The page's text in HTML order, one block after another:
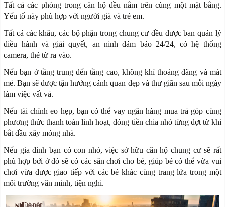
Tất cả các phòng trong căn hộ đều nằm trên cùng một mặt bằng.
Yếu tố này phù hợp với người già và trẻ em.
Tất cả các khâu, các bộ phận trong chung cư đều được ban quản lý
điều hành và giải quyết, an ninh đảm bảo 24/24, có hệ thống
camera, thẻ từ ra vào.
Nếu bạn ở tầng trung đến tầng cao, không khí thoáng đãng và mát
mẻ. Bạn sẽ được tận hưởng cảnh quan đẹp và thư giãn sau mỗi ngày
làm việc vất vả.
Nếu tài chính eo hẹp, bạn có thể vay ngân hàng mua trả góp cùng
phương thức thanh toán linh hoạt, đóng tiền chia nhỏ từng đợt từ khi
bắt đầu xây móng nhà.
Nếu gia đình bạn có con nhỏ, việc sở hữu căn hộ chung cư sẽ rất
phù hợp bởi ở đó sẽ có các sân chơi cho bé, giúp bé có thể vừa vui
chơi vừa được giao tiếp với các bé khác cùng trang lứa trong một
môi trường văn minh, tiện nghi.